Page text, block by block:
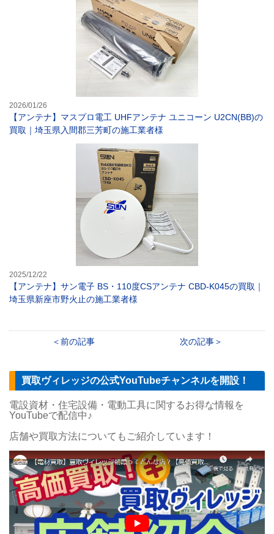
2026/01/26
【アンテナ】マスプロ電工 UHFアンテナ ユニコーン U2CN(BB)の
買取｜埼玉県入間郡三芳町の施工業者様
2025/12/22
【アンテナ】サン電子 BS・110度CSアンテナ CBD-K045の買取｜
埼玉県新座市野火止の施工業者様
前の記事 次の記事
買取ヴィレッジの公式YouTubeチャンネルを開設！
電設資材・住宅設備・電動工具に関するお得な情報を
YouTubeで配信中♪
店舗や買取方法についてもご紹介しています！